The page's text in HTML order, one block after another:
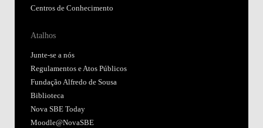
Centros de Conhecimento
Atalhos
Junte-se a nós
Regulamentos e Atos Públicos
Fundação Alfredo de Sousa
Biblioteca
Nova SBE Today
Moodle@NovaSBE